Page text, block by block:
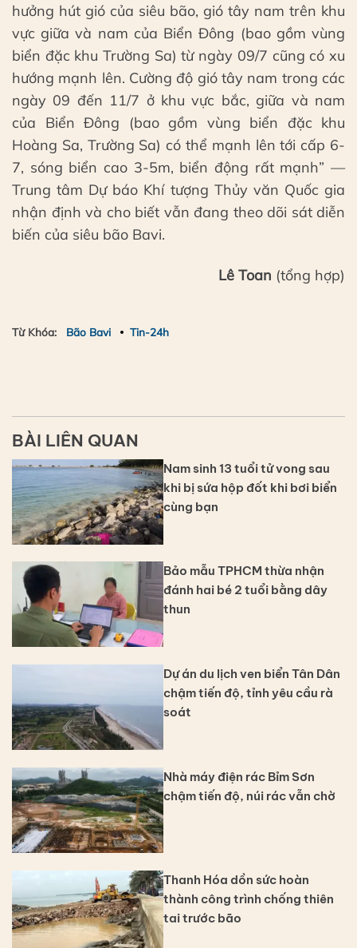
hưởng hút gió của siêu bão, gió tây nam trên khu
vực giữa và nam của Biển Đông (bao gồm vùng
biển đặc khu Trường Sa) từ ngày 09/7 cũng có xu
hướng mạnh lên. Cường độ gió tây nam trong các
ngày 09 đến 11/7 ở khu vực bắc, giữa và nam
của Biển Đông (bao gồm vùng biển đặc khu
Hoàng Sa, Trường Sa) có thể mạnh lên tới cấp 6-
7, sóng biển cao 3-5m, biển động rất mạnh” —
Trung tâm Dự báo Khí tượng Thủy văn Quốc gia
nhận định và cho biết vẫn đang theo dõi sát diễn
biến của siêu bão Bavi.
Lê Toan (tổng hợp)
Từ Khóa: Bão Bavi Tin-24h
BÀI LIÊN QUAN
Nam sinh 13 tuổi tử vong sau
khi bị sứa hộp đốt khi bơi biển
cùng bạn
Bảo mẫu TPHCM thừa nhận
đánh hai bé 2 tuổi bằng dây
thun
Dự án du lịch ven biển Tân Dân
chậm tiến độ, tỉnh yêu cầu rà
soát
Nhà máy điện rác Bỉm Sơn
chậm tiến độ, núi rác vẫn chờ
Thanh Hóa dồn sức hoàn
thành công trình chống thiên
tai trước bão